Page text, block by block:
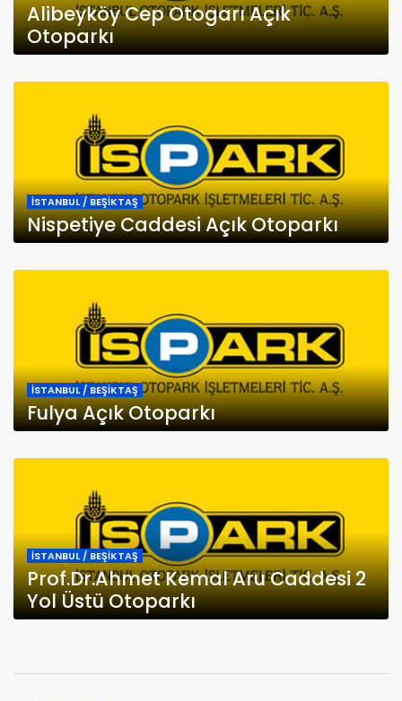
Alibeyköy Cep Otogarı Açık
Otoparkı
İSTANBUL / BEŞİKTAŞ
Nispetiye Caddesi Açık Otoparkı
İSTANBUL / BEŞİKTAŞ
Fulya Açık Otoparkı
İSTANBUL / BEŞİKTAŞ
Prof.Dr.Ahmet Kemal Aru Caddesi 2
Yol Üstü Otoparkı